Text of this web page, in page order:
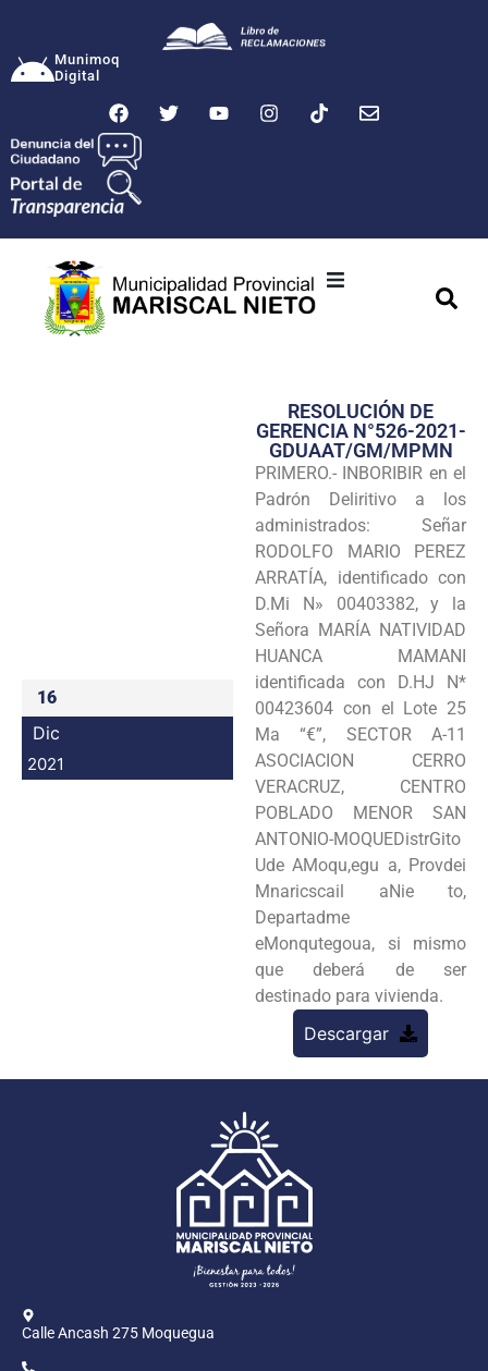
Munimoq
Digital
Transparencia
Seguridad
Programas
Intranet
16
Dic
2021
RESOLUCIÓN DE
GERENCIA N°526-2021-
GDUAAT/GM/MPMN
PRIMERO.- INBORIBIR en el
Padrón Deliritivo a los
administrados: Señar
RODOLFO MARIO PEREZ
ARRATÍA, identificado con
D.Mi N» 00403382, y la
Señora MARÍA NATIVIDAD
HUANCA MAMANI
identificada con D.HJ N*
00423604 con el Lote 25
Ma “€”, SECTOR A-11
ASOCIACION CERRO
VERACRUZ, CENTRO
POBLADO MENOR SAN
ANTONIO-MOQUEDistrGito
Ude AMoqu,egu a, Provdei
Mnaricscail aNie to,
Departadme
eMonqutegoua, si mismo
que deberá de ser
destinado para vivienda.
Descargar
Calle Ancash 275 Moquegua